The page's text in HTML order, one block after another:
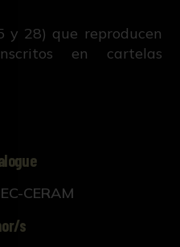
y 28) que reproducen
en cartelas
CERAM
s